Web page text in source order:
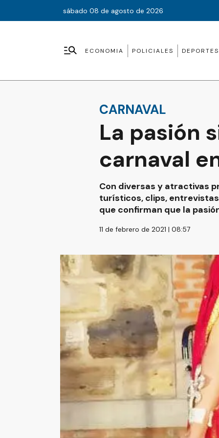
sábado 08 de agosto de 2026
ECONOMIA POLICIALES DEPORTES
CARNAVAL
La pasión
carnaval
Con diversas y atractivas
turísticos, clips,
que confirman que la
11 de febrero de 2021 | 08:57